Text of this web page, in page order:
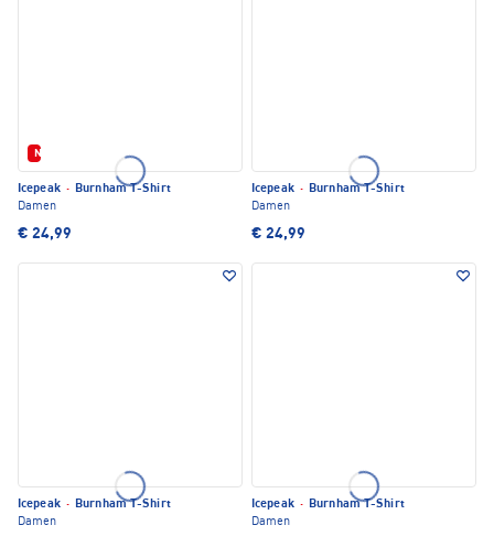
Neu
Icepeak · Burnham T-Shirt
Damen
€ 24,99
Icepeak · Burnham T-Shirt
Damen
€ 24,99
Icepeak · Burnham T-Shirt
Damen
Icepeak · Burnham T-Shirt
Damen